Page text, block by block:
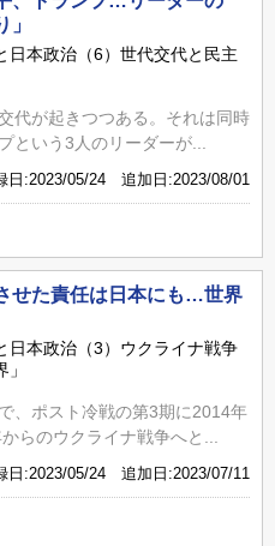
」
日本政治（6）世代交代と民主
代が起きつつある。それは同時
という3人のリーダーが...
日:2023/05/24 追加日:2023/08/01
せた責任は日本にも…世界
日本政治（3）ウクライナ戦争
、ポスト冷戦の第3期に2014年
らのウクライナ戦争へと...
日:2023/05/24 追加日:2023/07/11